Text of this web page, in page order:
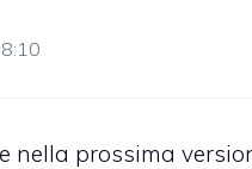
nella prossima